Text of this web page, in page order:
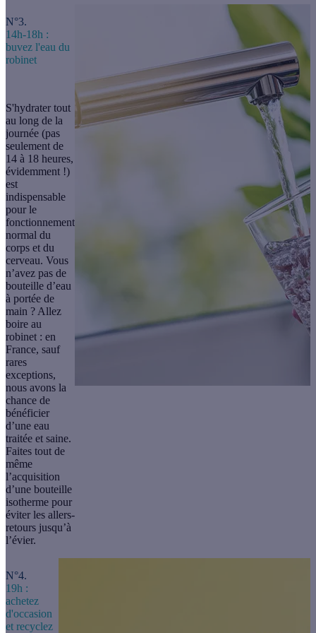
N°3.
14h-18h :
buvez l'eau du
robinet
S'hydrater tout
au long de la
journée (pas
seulement de
14 à 18 heures,
évidemment !)
est
indispensable
pour le
fonctionnement
normal du
corps et du
cerveau. Vous
n’avez pas de
bouteille d’eau
à portée de
main ? Allez
boire au
robinet : en
France, sauf
rares
exceptions,
nous avons la
chance de
bénéficier
d’une eau
traitée et saine.
Faites tout de
même
l’acquisition
d’une bouteille
isotherme pour
éviter les allers-
retours jusqu’à
l’évier.
N°4.
19h :
achetez
d'occasion
et recyclez